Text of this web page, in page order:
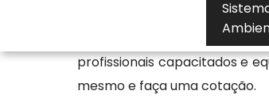
Licenciamento Ambiental
Licença Ambiental Cetesb
profissionais capacitados e
mesmo e faça uma cotação.